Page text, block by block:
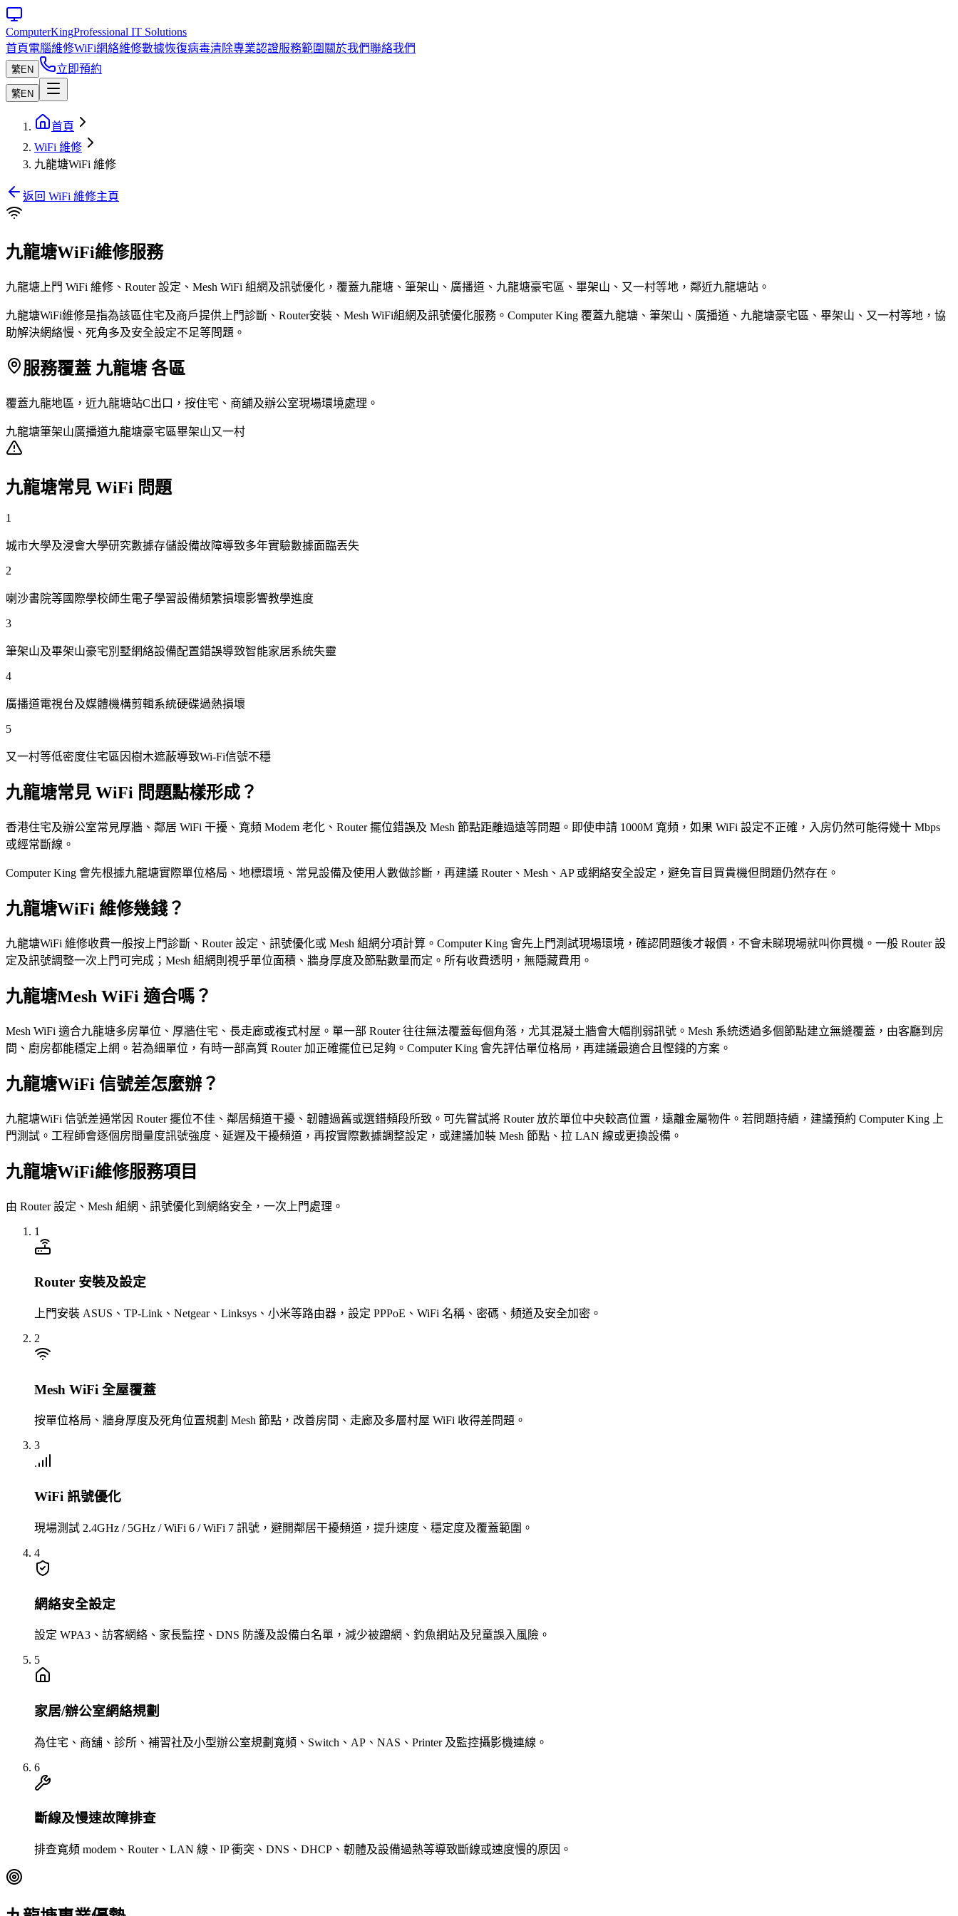
ComputerKingProfessional IT Solutions
首頁電腦維修WiFi網絡維修數據恢復病毒清除專業認證服務範圍 關於我們聯絡我們
繁EN 立即預約
繁EN
首頁
WiFi 維修
九龍塘WiFi 維修
返回 WiFi 維修主頁
九龍塘WiFi維修服務
九龍塘上門 WiFi 維修、Router 設定、Mesh WiFi 組網及訊號優化，覆蓋九龍塘、筆架山、廣播道、九龍塘豪宅區、畢架山、又一村等地，鄰近九龍塘站。
九龍塘WiFi維修是指為該區住宅及商戶提供上門診斷、Router安裝、Mesh WiFi組網及訊號優化服務。Computer King 覆蓋九龍塘、筆架山、廣播道、九龍塘豪宅區、畢架山、又一村等地，協
助解決網絡慢、死角多及安全設定不足等問題。
服務覆蓋 九龍塘 各區
覆蓋九龍地區，近九龍塘站C出口，按住宅、商舖及辦公室現場環境處理。
九龍塘筆架山廣播道九龍塘豪宅區畢架山又一村
九龍塘常見 WiFi 問題
1
城市大學及浸會大學研究數據存儲設備故障導致多年實驗數據面臨丟失
2
喇沙書院等國際學校師生電子學習設備頻繁損壞影響教學進度
3
筆架山及畢架山豪宅別墅網絡設備配置錯誤導致智能家居系統失靈
4
廣播道電視台及媒體機構剪輯系統硬碟過熱損壞
5
又一村等低密度住宅區因樹木遮蔽導致Wi-Fi信號不穩
九龍塘常見 WiFi 問題點樣形成？
香港住宅及辦公室常見厚牆、鄰居 WiFi 干擾、寬頻 Modem 老化、Router 擺位錯誤及 Mesh 節點距離過遠等問題。即使申請 1000M 寬頻，如果 WiFi 設定不正確，入房仍然可能得幾十 Mbps
或經常斷線。
Computer King 會先根據九龍塘實際單位格局、地標環境、常見設備及使用人數做診斷，再建議 Router、Mesh、AP 或網絡安全設定，避免盲目買貴機但問題仍然存在。
九龍塘WiFi 維修幾錢？
九龍塘WiFi 維修收費一般按上門診斷、Router 設定、訊號優化或 Mesh 組網分項計算。Computer King 會先上門測試現場環境，確認問題後才報價，不會未睇現場就叫你買機。一般 Router 設
定及訊號調整一次上門可完成；Mesh 組網則視乎單位面積、牆身厚度及節點數量而定。所有收費透明，無隱藏費用。
九龍塘Mesh WiFi 適合嗎？
Mesh WiFi 適合九龍塘多房單位、厚牆住宅、長走廊或複式村屋。單一部 Router 往往無法覆蓋每個角落，尤其混凝土牆會大幅削弱訊號。Mesh 系統透過多個節點建立無縫覆蓋，由客廳到房
間、廚房都能穩定上網。若為細單位，有時一部高質 Router 加正確擺位已足夠。Computer King 會先評估單位格局，再建議最適合且慳錢的方案。
九龍塘WiFi 信號差怎麼辦？
九龍塘WiFi 信號差通常因 Router 擺位不佳、鄰居頻道干擾、韌體過舊或選錯頻段所致。可先嘗試將 Router 放於單位中央較高位置，遠離金屬物件。若問題持續，建議預約 Computer King 上
門測試。工程師會逐個房間量度訊號強度、延遲及干擾頻道，再按實際數據調整設定，或建議加裝 Mesh 節點、拉 LAN 線或更換設備。
九龍塘WiFi維修服務項目
由 Router 設定、Mesh 組網、訊號優化到網絡安全，一次上門處理。
1
Router 安裝及設定
上門安裝 ASUS、TP-Link、Netgear、Linksys、小米等路由器，設定 PPPoE、WiFi 名稱、密碼、頻道及安全加密。
2
Mesh WiFi 全屋覆蓋
按單位格局、牆身厚度及死角位置規劃 Mesh 節點，改善房間、走廊及多層村屋 WiFi 收得差問題。
3
WiFi 訊號優化
現場測試 2.4GHz / 5GHz / WiFi 6 / WiFi 7 訊號，避開鄰居干擾頻道，提升速度、穩定度及覆蓋範圍。
4
網絡安全設定
設定 WPA3、訪客網絡、家長監控、DNS 防護及設備白名單，減少被蹭網、釣魚網站及兒童誤入風險。
5
家居/辦公室網絡規劃
為住宅、商舖、診所、補習社及小型辦公室規劃寬頻、Switch、AP、NAS、Printer 及監控攝影機連線。
6
斷線及慢速故障排查
排查寬頻 modem、Router、LAN 線、IP 衝突、DNS、DHCP、韌體及設備過熱等導致斷線或速度慢的原因。